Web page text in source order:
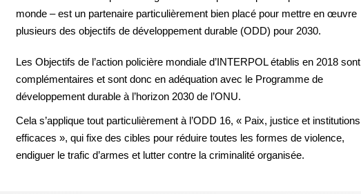
monde – est un partenaire particulièrement bien placé pour mettre en œuvre
plusieurs des objectifs de développement durable (ODD) pour 2030.
Les Objectifs de l’action policière mondiale d’INTERPOL établis en 2018 sont
complémentaires et sont donc en adéquation avec le Programme de
développement durable à l’horizon 2030 de l’ONU.
Cela s’applique tout particulièrement à l’ODD 16, « Paix, justice et institutions
efficaces », qui fixe des cibles pour réduire toutes les formes de violence,
endiguer le trafic d’armes et lutter contre la criminalité organisée.